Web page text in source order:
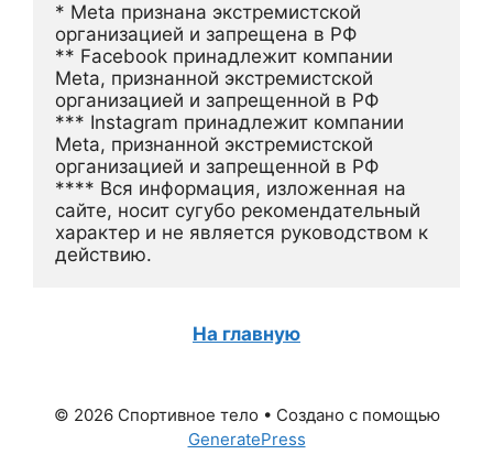
* Meta признана экстремистской
организацией и запрещена в РФ
** Facebook принадлежит компании
Meta, признанной экстремистской
организацией и запрещенной в РФ
*** Instagram принадлежит компании
Meta, признанной экстремистской
организацией и запрещенной в РФ
**** Вся информация, изложенная на
сайте, носит сугубо рекомендательный
характер и не является руководством к
действию.
На главную
© 2026 Спортивное тело • Создано с помощью
GeneratePress